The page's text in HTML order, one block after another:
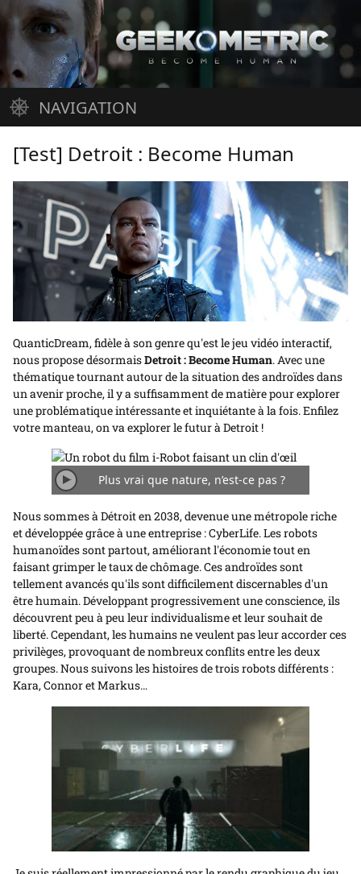
Aller
au
contenu
NAVIGATION
Accueil
Jeux vidéo
Cinéma
Musique
Arrivages
À propos
[Test] Detroit : Become Human
QuanticDream, fidèle à son genre qu'est le jeu vidéo interactif,
nous propose désormaisDetroit : Become Human. Avec une
thématique tournant autour de la situation des androïdes dans
un avenir proche, il y a suffisamment de matière pour explorer
une problématique intéressante et inquiétante à la fois. Enfilez
votre manteau, on va explorer le futur à Detroit !
Jouer/Arrêter
l'animation
Plus vrai que nature, n’est-ce pas ?
Nous sommes à Détroit en 2038, devenue une métropole riche
et développée grâce à une entreprise : CyberLife. Les robots
humanoïdes sont partout, améliorant l'économie tout en
faisant grimper le taux de chômage. Ces androïdes sont
tellement avancés qu'ils sont difficilement discernables d'un
être humain. Développant progressivement une conscience, ils
découvrent peu à peu leur individualisme et leur souhait de
liberté. Cependant, les humains ne veulent pas leur accorder ces
privilèges, provoquant de nombreux conflits entre les deux
groupes. Nous suivons les histoires de trois robots différents :
Kara, Connor et Markus…